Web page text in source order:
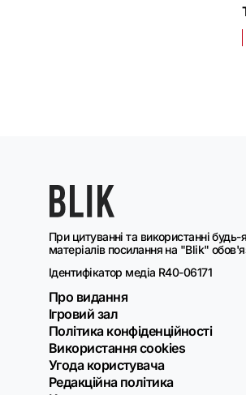
При цитуванні та використанні будь-
матеріалів посилання на "Blik"
Ідентифікатор медіа R40-06171
Про видання
Ігровий зал
Політика конфіденційності
Використання cookies
Угода користувача
Редакційна політика